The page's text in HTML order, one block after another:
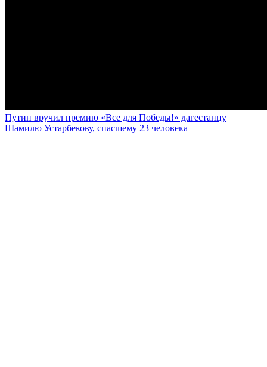
Путин вручил премию «Все для Победы!» дагестанцу
Шамилю Устарбекову, спасшему 23 человека